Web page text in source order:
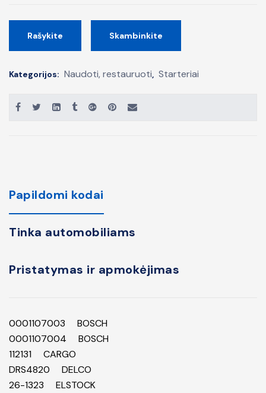
Rašykite Skambinkite
Kategorijos: Naudoti, restauruoti, Starteriai
Papildomi kodai
Tinka automobiliams
Pristatymas ir apmokėjimas
0001107003 BOSCH
0001107004 BOSCH
112131 CARGO
DRS4820 DELCO
26-1323 ELSTOCK